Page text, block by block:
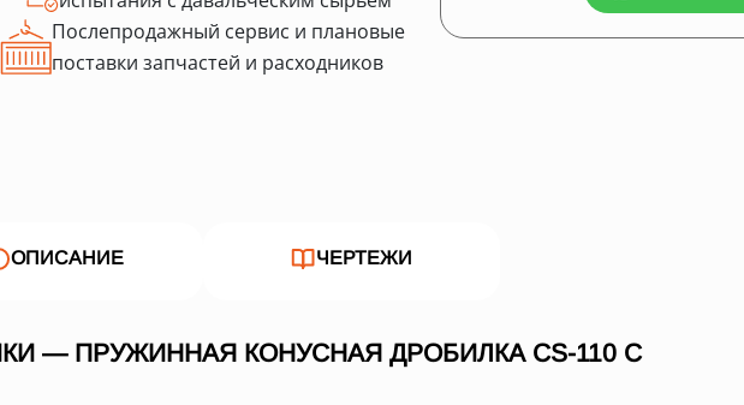
Послепродажный сервис и плановые
поставки запчастей и расходников
ОПИСАНИЕ ЧЕРТЕЖИ
— ПРУЖИННАЯ КОНУСНАЯ ДРОБИЛКА СS-110 C